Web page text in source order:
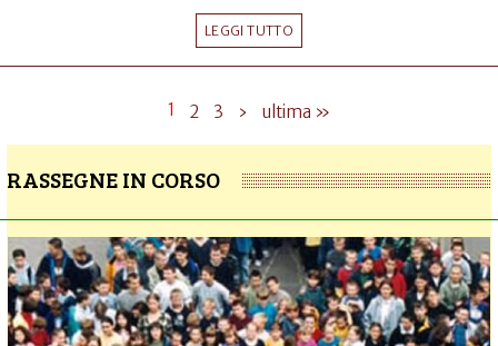
LEGGI TUTTO
1 2 3 › ultima »
RASSEGNE IN CORSO